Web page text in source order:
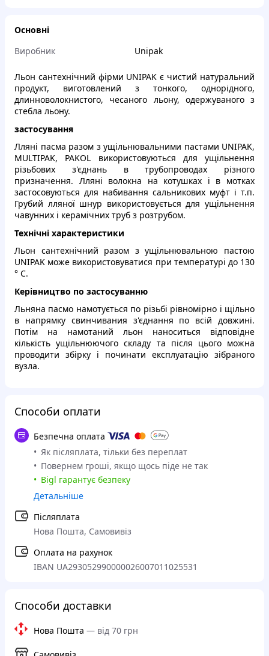
Основні
Виробник
Unipak
Льон сантехнічний фірми UNIPAK є чистий натуральний
продукт, виготовлений з тонкого, однорідного,
длинноволокнистого, чесаного льону, одержуваного з
стебла льону.
застосування
Лляні пасма разом з ущільнювальними пастами UNIPAK,
MULTIPAK, PAKOL використовуються для ущільнення
різьбових з'єднань в трубопроводах різного
призначення. Лляні волокна на котушках і в мотках
застосовуються для набивання сальникових муфт і т.п.
Грубий лляної шнур використовується для ущільнення
чавунних і керамічних труб з розтрубом.
Технічні характеристики
Льон сантехнічний разом з ущільнювальною пастою
UNIPAK може використовуватися при температурі до 130
° С.
Керівництво по застосуванню
Льняна пасмо намотується по різьбі рівномірно і щільно
в напрямку свинчивания з'єднання по всій довжині.
Потім на намотаний льон наноситься відповідне
кількість ущільнюючого складу та після цього можна
проводити збірку і починати експлуатацію зібраного
вузла.
Способи оплати
Безпечна оплата
Як післяплата, тільки без переплат
Повернем гроші, якщо щось піде не так
Bigl гарантує безпеку
Детальніше
Післяплата
Нова Пошта, Самовивіз
Оплата на рахунок
IBAN UA293052990000026007011025531
Способи доставки
Нова Пошта — від 70 грн